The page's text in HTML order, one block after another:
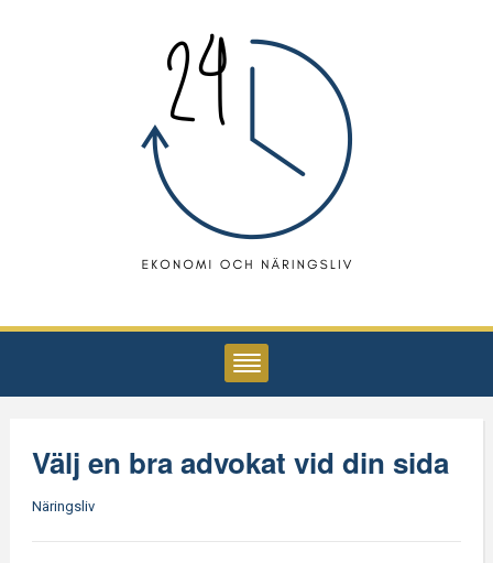
Välj en bra advokat vid din sida
Näringsliv